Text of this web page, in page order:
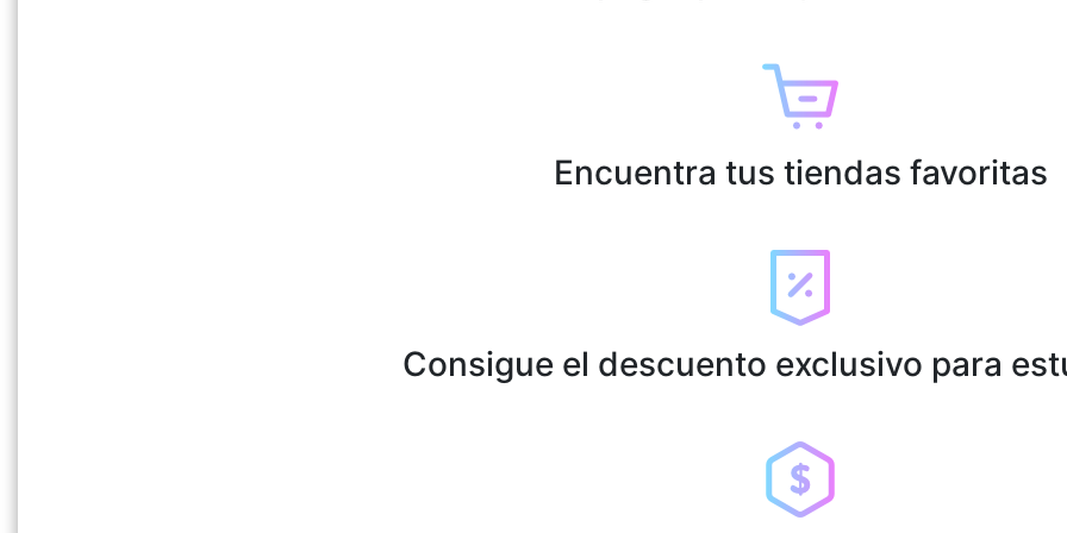
Encuentra tus tiendas favoritas
Consigue el descuento exclusivo para